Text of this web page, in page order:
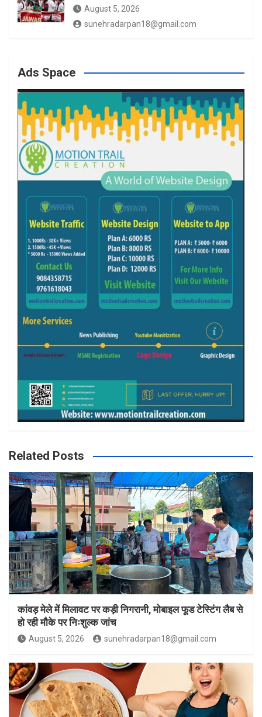
August 5, 2026
sunehradarpan18@gmail.com
Ads Space
Related Posts
कांवड़ मेले में मिलावट पर कड़ी निगरानी, मोबाइल फूड टेस्टिंग लैब से
हो रही मौके पर निःशुल्क जांच
August 5, 2026 sunehradarpan18@gmail.com